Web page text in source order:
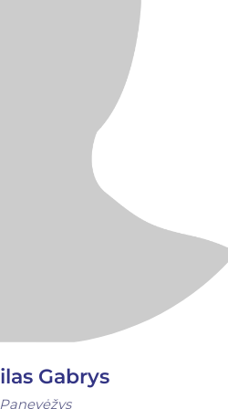
Gabrys